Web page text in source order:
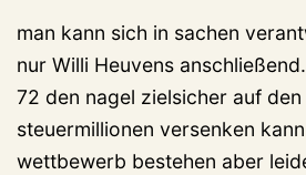
man kann sich in sachen
nur Willi Heuvens
72 den nagel zielsicher auf
steuermillionen versenken
wettbewerb bestehen aber